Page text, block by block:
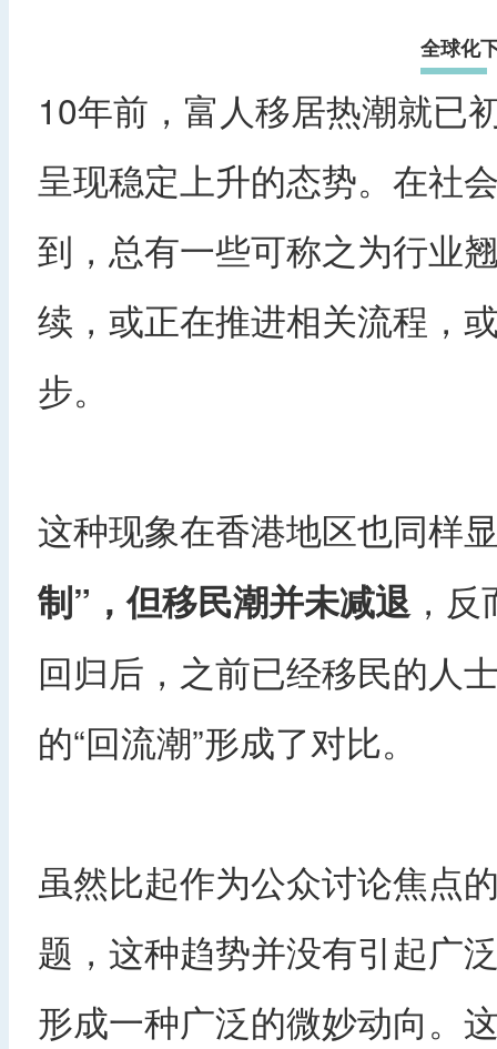
全球化
10年前，富人移居热潮就已
呈现稳定上升的态势。在社
到，总有一些可称之为行业
续，或正在推进相关流程，
步。
这种现象在香港地区也同样
制”，但移民潮并未减退，反
回归后，之前已经移民的人
的“回流潮”形成了对比。
虽然比起作为公众讨论焦点
题，这种趋势并没有引起广
形成一种广泛的微妙动向。